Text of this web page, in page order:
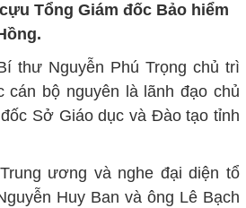
Tổng Giám đốc Bảo hiểm
thư Nguyễn Phú Trọng chủ trì
bộ nguyên là lãnh đạo chủ
Sở Giáo dục và Đào tạo tỉnh
ương và nghe đại diện tổ
Huy Ban và ông Lê Bạch